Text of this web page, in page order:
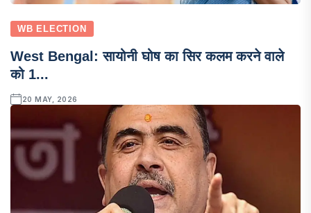
WB ELECTION
West Bengal: सायोनी घोष का सिर कलम करने वाले
को 1...
20 MAY, 2026